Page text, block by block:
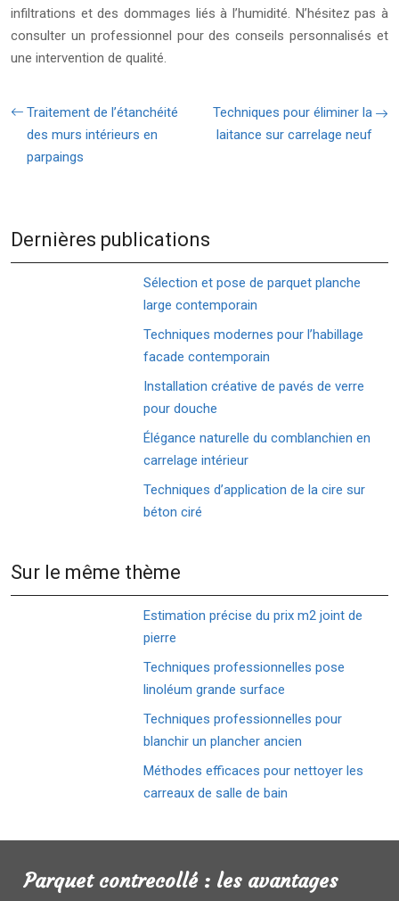
infiltrations et des dommages liés à l’humidité. N’hésitez pas à
consulter un professionnel pour des conseils personnalisés et
une intervention de qualité.
Traitement de l’étanchéité
des murs intérieurs en
parpaings
Techniques pour éliminer la
laitance sur carrelage neuf
Dernières publications
Sélection et pose de parquet planche
large contemporain
Techniques modernes pour l’habillage
facade contemporain
Installation créative de pavés de verre
pour douche
Élégance naturelle du comblanchien en
carrelage intérieur
Techniques d’application de la cire sur
béton ciré
Sur le même thème
Estimation précise du prix m2 joint de
pierre
Techniques professionnelles pose
linoléum grande surface
Techniques professionnelles pour
blanchir un plancher ancien
Méthodes efficaces pour nettoyer les
carreaux de salle de bain
Parquet contrecollé : les avantages